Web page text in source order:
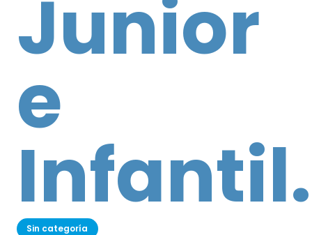
Junior
e
Infantil.
Sin categoría